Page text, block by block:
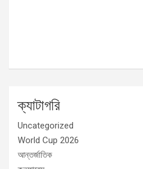
ক্যাটাগরি
Uncategorized
World Cup 2026
আন্তর্জাতিক